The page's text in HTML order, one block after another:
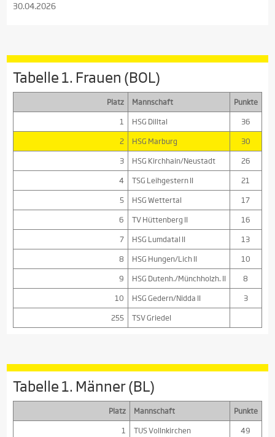
30.04.2026
Tabelle 1. Frauen (BOL)
Platz Mannschaft
Punkte
1
HSG Dilltal
36
2
HSG Marburg
30
3
HSG Kirchhain/Neustadt
26
4
TSG Leihgestern II
21
5
HSG Wettertal
17
6
TV Hüttenberg II
16
7
HSG Lumdatal II
13
8
HSG Hungen/Lich II
10
9
HSG Dutenh./Münchholzh. II
8
10
HSG Gedern/Nidda II
3
255
TSV Griedel
Tabelle 1. Männer (BL)
Platz Mannschaft
Punkte
1
TUS Vollnkirchen
49